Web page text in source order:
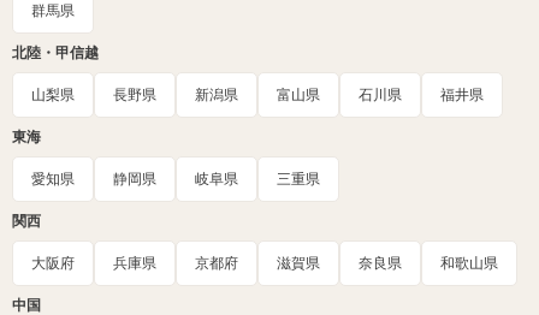
群馬県
北陸・甲信越
山梨県 長野県 新潟県 富山県 石川県 福井県
東海
愛知県 静岡県 岐阜県 三重県
関西
大阪府 兵庫県 京都府 滋賀県 奈良県 和歌山県
中国